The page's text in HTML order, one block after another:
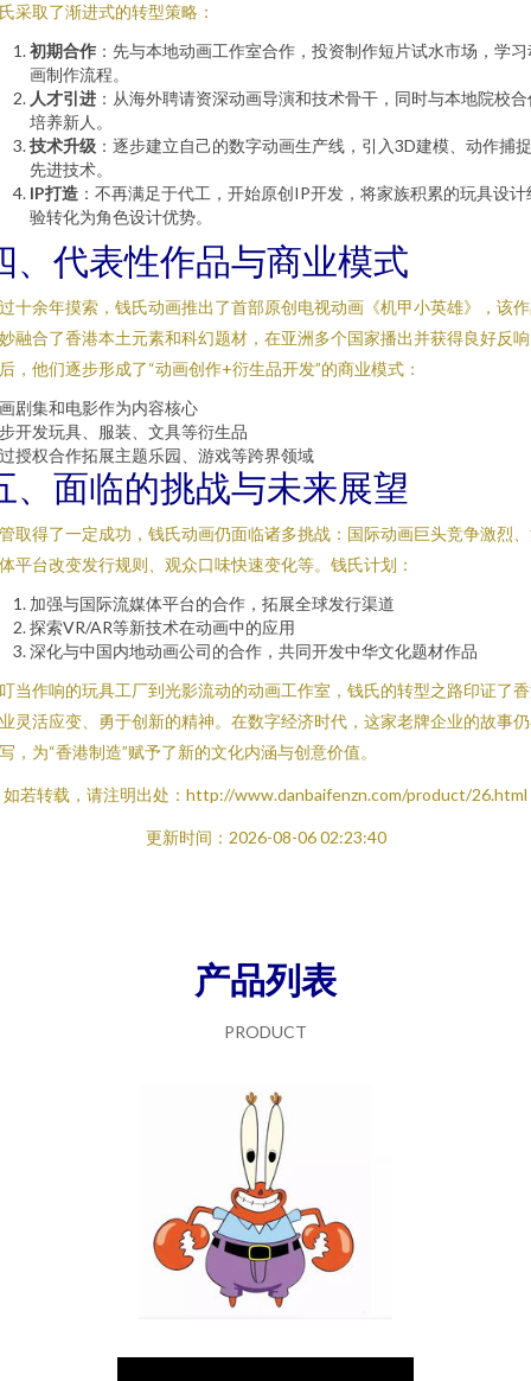
采取了渐进式的转型策略：
初期合作 ：先与本地动画工作室合作，投资制作短片试水市场，学习
画制作流程。
人才引进 ：从海外聘请资深动画导演和技术骨干，同时与本地院校合
培养新人。
技术升级 ：逐步建立自己的数字动画生产线，引入3D建模、动作捕
先进技术。
IP打造 ：不再满足于代工，开始原创IP开发，将家族积累的玩具设计
验转化为角色设计优势。
、代表性作品与商业模式
十余年摸索，钱氏动画推出了首部原创电视动画《机甲小英雄》，该
融合了香港本土元素和科幻题材，在亚洲多个国家播出并获得良好反
，他们逐步形成了“动画创作+衍生品开发”的商业模式：
剧集和电影作为内容核心
开发玩具、服装、文具等衍生品
授权合作拓展主题乐园、游戏等跨界领域
、面临的挑战与未来展望
取得了一定成功，钱氏动画仍面临诸多挑战：国际动画巨头竞争激烈
平台改变发行规则、观众口味快速变化等。钱氏计划：
加强与国际流媒体平台的合作，拓展全球发行渠道
探索VR/AR等新技术在动画中的应用
深化与中国内地动画公司的合作，共同开发中华文化题材作品
当作响的玩具工厂到光影流动的动画工作室，钱氏的转型之路印证了
灵活应变、勇于创新的精神。在数字经济时代，这家老牌企业的故事
，为“香港制造”赋予了新的文化内涵与创意价值。
如若转载，请注明出处：http://www.danbaifenzn.com/product/26.html
更新时间：2026-08-06 02:23:40
产品列表
PRODUCT